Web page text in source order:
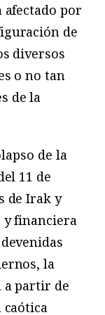
afectado por
de
diversos
o no tan
de la
de la
11 de
de Irak y
y financiera
la
a partir de
caótica